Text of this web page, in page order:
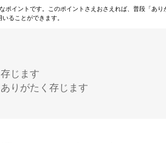
イントです。このポイントさえおさえれば、普段「あり
ることができます。
じます
りがたく存じます